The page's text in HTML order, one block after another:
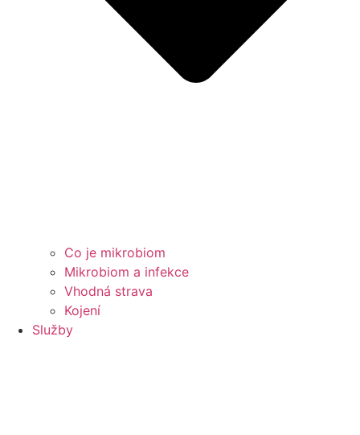
Co je mikrobiom
Mikrobiom a infekce
Vhodná strava
Kojení
Služby